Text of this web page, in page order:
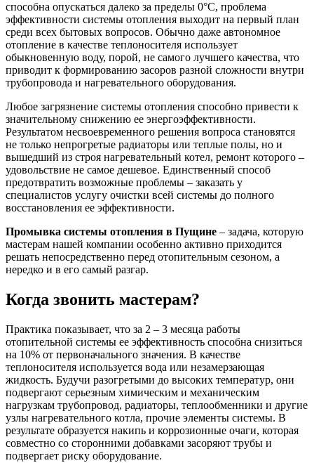
способна опускаться далеко за пределы 0°С, проблема
эффективности системы отопления выходит на первый план
среди всех бытовых вопросов. Обычно даже автономное
отопление в качестве теплоносителя использует
обыкновенную воду, порой, не самого лучшего качества, что
приводит к формированию засоров разной сложности внутри
трубопровода и нагревательного оборудования.
Любое загрязнение системы отопления способно привести к
значительному снижению ее энергоэффективности.
Результатом несвоевременного решения вопроса становятся
не только непрогретые радиаторы или теплые полы, но и
вышедший из строя нагревательный котел, ремонт которого –
удовольствие не самое дешевое. Единственный способ
предотвратить возможные проблемы – заказать у
специалистов услугу очистки всей системы до полного
восстановления ее эффективности.
Промывка системы отопления в Пущине – задача, которую
мастерам нашей компании особенно активно приходится
решать непосредственно перед отопительным сезоном, а
нередко и в его самый разгар.
Когда звонить мастерам?
Практика показывает, что за 2 – 3 месяца работы
отопительной системы ее эффективность способна снизиться
на 10% от первоначального значения. В качестве
теплоносителя используется вода или незамерзающая
жидкость. Будучи разогретыми до высоких температур, они
подвергают серьезным химическим и механическим
нагрузкам трубопровод, радиаторы, теплообменники и другие
узлы нагревательного котла, прочие элементы системы. В
результате образуется накипь и коррозионные очаги, которая
совместно со сторонними добавками засоряют трубы и
подвергает риску оборудование.